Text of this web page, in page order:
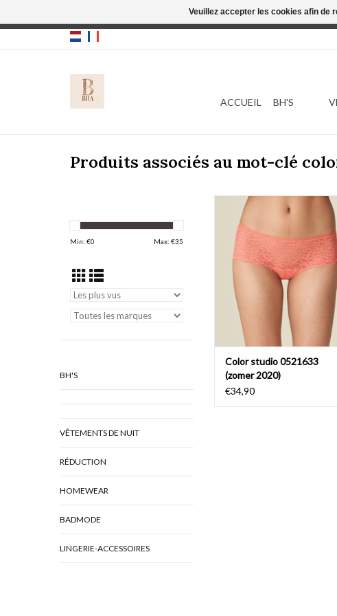
ACCUEIL BH'S
Produits associés au mot-clé
Min: €0 Max: €35
BH'S
VÊTEMENTS DE NUIT
RÉDUCTION
HOMEWEAR
BADMODE
LINGERIE-ACCESSOIRES
Color studio 0521633 (zomer
2020)
AJOUTER AU PANIER
Color studio 0521633
(zomer 2020)
€34,90
Veuillez accepter les cookies afin de
Cette boutique est